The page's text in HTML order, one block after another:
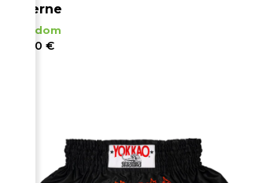
- čierne
Skladom
69,00 €